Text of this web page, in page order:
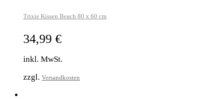
Trixie Kissen Beach 80 x 60 cm
34,99 €
inkl. MwSt.
zzgl. Versandkosten